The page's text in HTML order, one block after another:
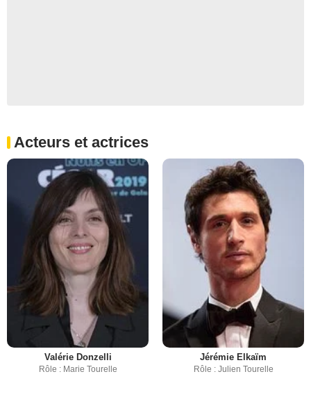
Acteurs et actrices
Valérie Donzelli
Rôle : Marie Tourelle
Jérémie Elkaïm
Rôle : Julien Tourelle